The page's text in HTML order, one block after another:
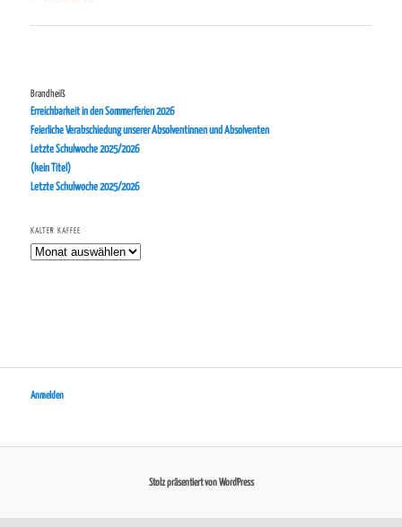
Brandheiß
Erreichbarkeit in den Sommerferien 2026
Feierliche Verabschiedung unserer Absolventinnen und Absolventen
Letzte Schulwoche 2025/2026
(kein Titel)
Letzte Schulwoche 2025/2026
KALTER KAFFEE
Kalter
Anmelden
Stolz präsentiert von WordPress